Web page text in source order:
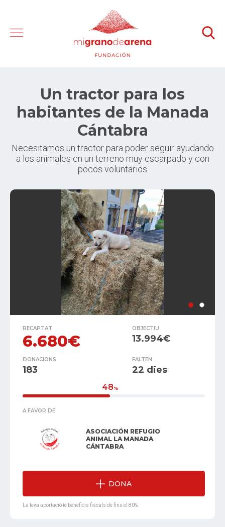
Un tractor para los
habitantes de la Manada
Cántabra
Necesitamos un tractor para poder seguir ayudando
a los animales en un terreno muy escarpado y con
pocos voluntarios
RECAPTAT
6.680€
OBJECTIU
13.994€
DONACIONS
183
FALTEN
22 dies
48%
A FAVOR DE
ASOCIACIÓN REFUGIO
ANIMAL LA MANADA
CÁNTABRA
DONA
La teva aportació té beneficis fiscals de fins el 80%